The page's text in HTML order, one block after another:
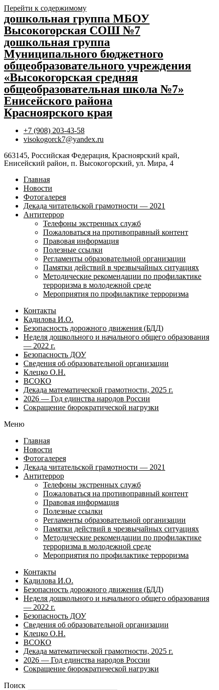
Перейти к содержимому
дошкольная группа МБОУ
Высокогорская СОШ №7
дошкольная группа
Муниципального бюджетного
общеобразовательного учреждения
«Высокогорская средняя
общеобразовательная школа №7»
Енисейского района
Красноярского края
+7 (908) 203-43-58
visokogorck7@yandex.ru
663145, Российская Федерация, Красноярский край,
Енисейский район, п. Высокогорский, ул. Мира, 4
Главная
Новости
Фотогалерея
Декада читательской грамотности — 2021
Антитеррор
Телефоны экстренных служб
Пожаловаться на противоправный контент
Правовая информация
Полезные ссылки
Регламенты образовательной организации
Памятки действий в чрезвычайных ситуациях
Методические рекомендации по профилактике
терроризма в молодежной среде
Мероприятия по профилактике терроризма
Контакты
Кадилова И.О.
Безопасность дорожного движения (БДД)
Неделя дошкольного и начального общего образования
— 2022 г.
Безопасность ДОУ
Сведения об образовательной организации
Клецко О.Н.
ВСОКО
Декада математической грамотности, 2025 г.
2026 — Год единства народов России
Сокращение бюрократической нагрузки
Меню
Главная
Новости
Фотогалерея
Декада читательской грамотности — 2021
Антитеррор
Телефоны экстренных служб
Пожаловаться на противоправный контент
Правовая информация
Полезные ссылки
Регламенты образовательной организации
Памятки действий в чрезвычайных ситуациях
Методические рекомендации по профилактике
терроризма в молодежной среде
Мероприятия по профилактике терроризма
Контакты
Кадилова И.О.
Безопасность дорожного движения (БДД)
Неделя дошкольного и начального общего образования
— 2022 г.
Безопасность ДОУ
Сведения об образовательной организации
Клецко О.Н.
ВСОКО
Декада математической грамотности, 2025 г.
2026 — Год единства народов России
Сокращение бюрократической нагрузки
Поиск